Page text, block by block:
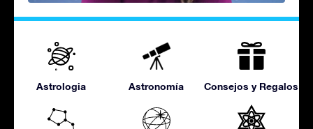
Astrologia Astronomía Consejos y Regalos